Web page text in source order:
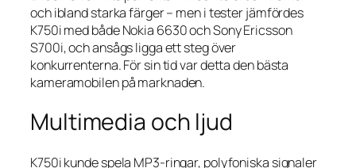
och ibland starka färger – men i tester jämfördes
K750i med både Nokia 6630 och Sony Ericsson
S700i, och ansågs ligga ett steg över
konkurrenterna. För sin tid var detta den bästa
kameramobilen på marknaden.
Multimedia och ljud
K750i kunde spela MP3-ringar, polyfoniska signaler